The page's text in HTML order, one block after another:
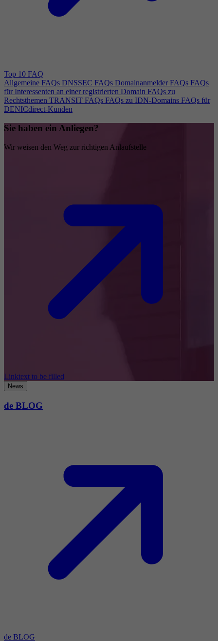
Top 10 FAQ
Allgemeine FAQs DNSSEC FAQs Domainanmelder FAQs FAQs
für Interessenten an einer registrierten Domain FAQs zu
Rechtsthemen TRANSIT FAQs FAQs zu IDN-Domains FAQs für
DENICdirect-Kunden
Sie haben ein Anliegen?
Wir weisen den Weg zur richtigen Anlaufstelle
Linktext to be filled
News
de BLOG
de BLOG